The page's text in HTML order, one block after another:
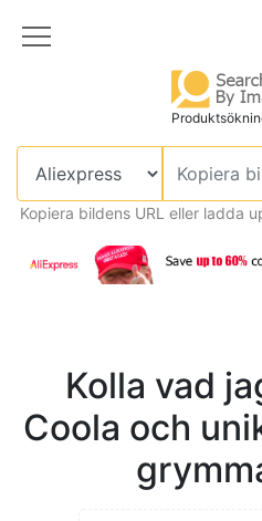
Kopiera bildens URL eller ladda
Kolla vad
Coola och